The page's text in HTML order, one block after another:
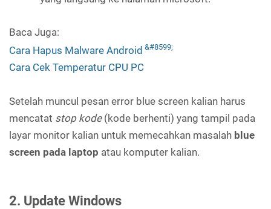
Baca Juga:
Cara Hapus Malware Android
Cara Cek Temperatur CPU PC
Setelah muncul pesan error blue screen kalian harus
mencatat stop kode(kode berhenti) yang tampil pada
layar monitor kalian untuk memecahkan masalah blue
screen pada laptop atau komputer kalian.
2. Update Windows